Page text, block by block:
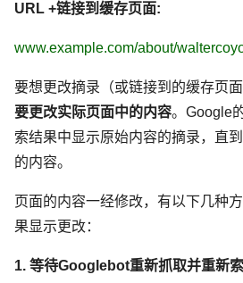
URL +链接到缓存页面:
www.example.com/about/
要想更改摘录（或链接到的缓存页面
要更改实际页面中的内容。Google
索结果中显示原始内容的摘录，直
的内容。
页面的内容一经修改，有以下几种
果显示更改：
1. 等待Googlebot重新抓取并重新